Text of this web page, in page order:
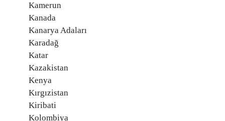
Kamerun
Kanada
Kanarya Adaları
Karadağ
Katar
Kazakistan
Kenya
Kırgızistan
Kiribati
Kolombiya